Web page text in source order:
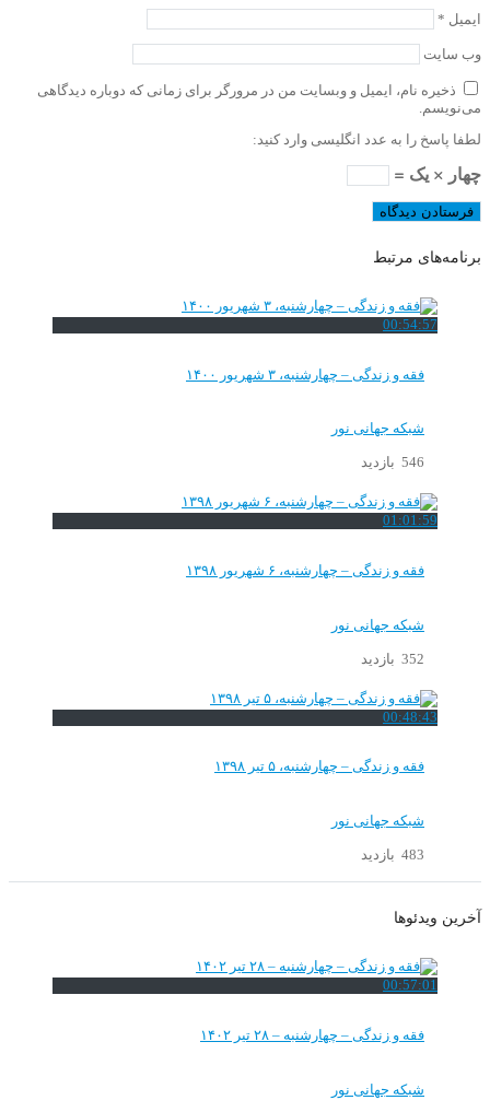
ایمیل *
وب‌ سایت
ذخیره نام، ایمیل و وبسایت من در مرورگر برای زمانی که دوباره دیدگاهی
می‌نویسم.
لطفا پاسخ را به عدد انگلیسی وارد کنید:
چهار × یک =
برنامه‌های مرتبط
00:54:57
فقه و زندگی – چهارشنبه، ۳ شهریور ۱۴۰۰
شبکه جهانی نور
546 بازدید
01:01:59
فقه و زندگی – چهارشنبه، ۶ شهریور ۱۳۹۸
شبکه جهانی نور
352 بازدید
00:48:43
فقه و زندگی – چهارشنبه، ۵ تیر ۱۳۹۸
شبکه جهانی نور
483 بازدید
آخرین ویدئوها
00:57:01
فقه و زندگی – چهارشنبه – ۲۸ تیر ۱۴۰۲
شبکه جهانی نور